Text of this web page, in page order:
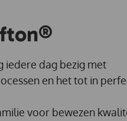
dag bezig met
en het tot in
voor bewezen